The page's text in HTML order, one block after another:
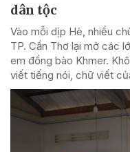
dân tộc
Vào mỗi dịp Hè, nhiều
TP. Cần Thơ lại mở các
em đồng bào Khmer.
viết tiếng nói, chữ viết